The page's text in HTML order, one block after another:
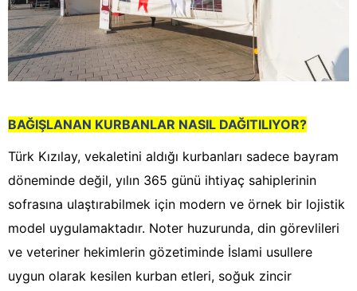
BAĞIŞLANAN KURBANLAR NASIL DAĞITILIYOR?
Türk Kızılay, vekaletini aldığı kurbanları sadece bayram
döneminde değil, yılın 365 günü ihtiyaç sahiplerinin
sofrasına ulaştırabilmek için modern ve örnek bir lojistik
model uygulamaktadır. Noter huzurunda, din görevlileri
ve veteriner hekimlerin gözetiminde İslami usullere
uygun olarak kesilen kurban etleri, soğuk zincir